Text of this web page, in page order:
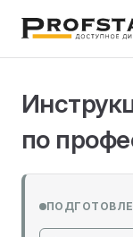
Skip to content
по